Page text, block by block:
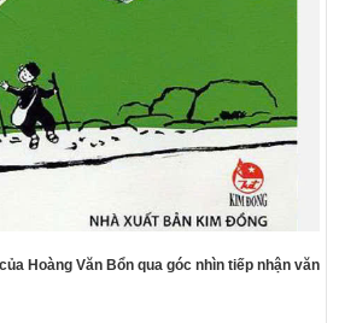
Hoàng Văn Bổn qua góc nhìn tiếp nhận văn